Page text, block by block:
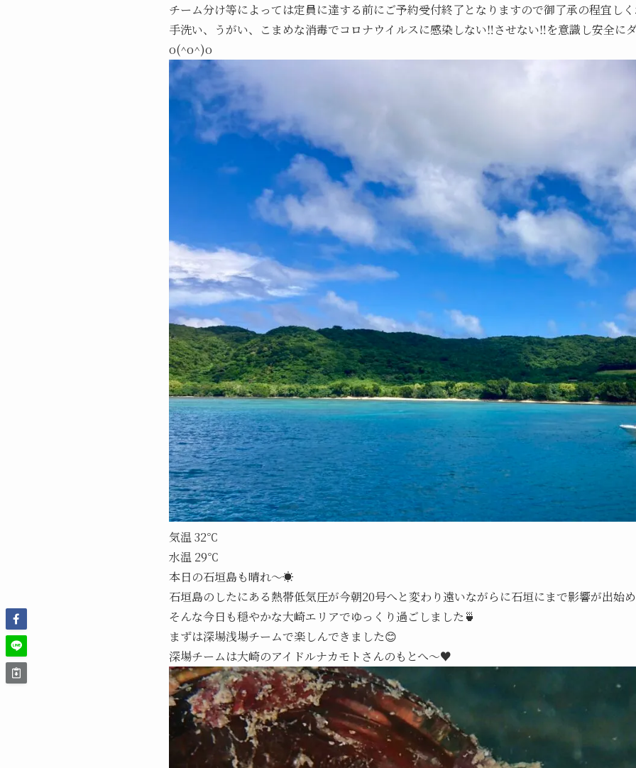
チーム分け等によっては定員に達する前にご予約受付終了となりますので御了承の程宜し
手洗い、うがい、こまめな消毒でコロナウイルスに感染しない‼️させない‼️を意識し安全に
o(^o^)o
気温 32℃
水温 29℃
本日の石垣島も晴れ～☀
石垣島のしたにある熱帯低気圧が今朝20号へと変わり遠いながらに石垣にまで影響が出始
そんな今日も穏やかな大崎エリアでゆっくり過ごしました🍵
まずは深場浅場チームで楽しんできました😊
深場チームは大崎のアイドルナカモトさんのもとへ～♥